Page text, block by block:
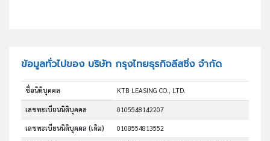
ข้อมูลทั่วไปของ บริษัท กรุงไทยธุรกิจลีสซิ่ง จำกัด
ชื่อนิติบุคคล KTB LEASING CO., LTD.
เลขทะเบียนนิติบุคคล 0105548142207
เลขทะเบียนนิติบุคคล (เดิม) 0108554813552